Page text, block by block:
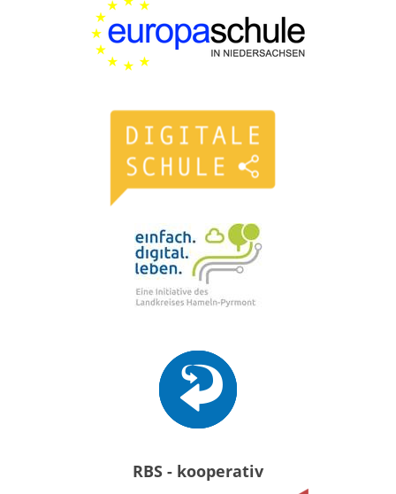
RBS - kooperativ